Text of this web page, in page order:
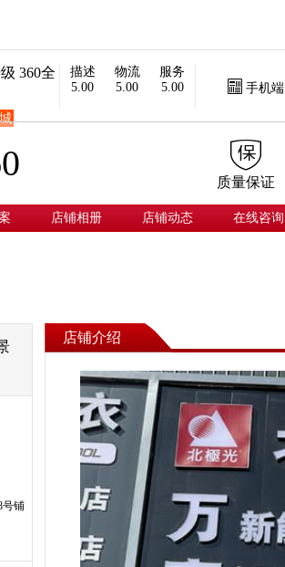
360全
描述
5.00
物流
5.00
服务
5.00
 手机端

质量保证
店铺相册 店铺动态 在线咨询
号铺
店铺介绍